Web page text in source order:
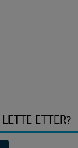
ETTER?